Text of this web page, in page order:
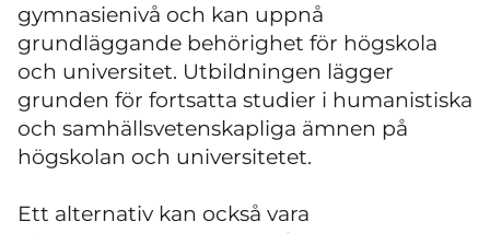
gymnasienivå och kan uppnå
grundläggande behörighet för högskola
och universitet. Utbildningen lägger
grunden för fortsatta studier i humanistiska
och samhällsvetenskapliga ämnen på
högskolan och universitetet.
Ett alternativ kan också vara